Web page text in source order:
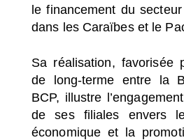
le financement du
dans les Caraïbes et le
Sa réalisation, favorisée
de long-terme entre la
BCP, illustre
de ses filiales envers
économique et la